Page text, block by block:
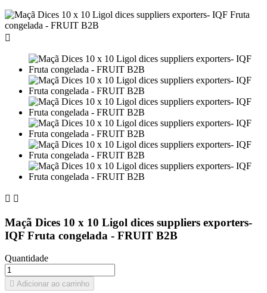

 
Maçã Dices 10 x 10 Ligol dices suppliers exporters-
IQF Fruta congelada - FRUIT B2B
Quantidade
 Adicionar ao carrinho